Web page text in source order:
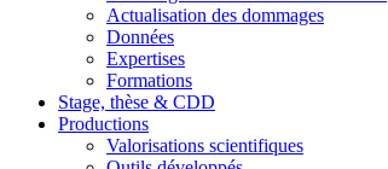
Actualisation des dommages
Données
Expertises
Formations
Stage, thèse & CDD
Productions
Valorisations scientifiques